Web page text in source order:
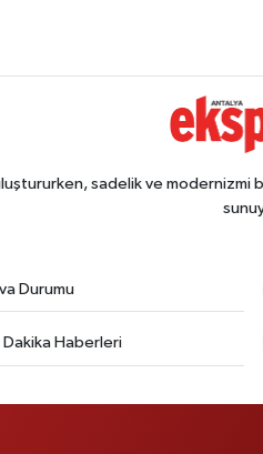
sadelik ve modernizmi
Durumu
Dakika Haberleri